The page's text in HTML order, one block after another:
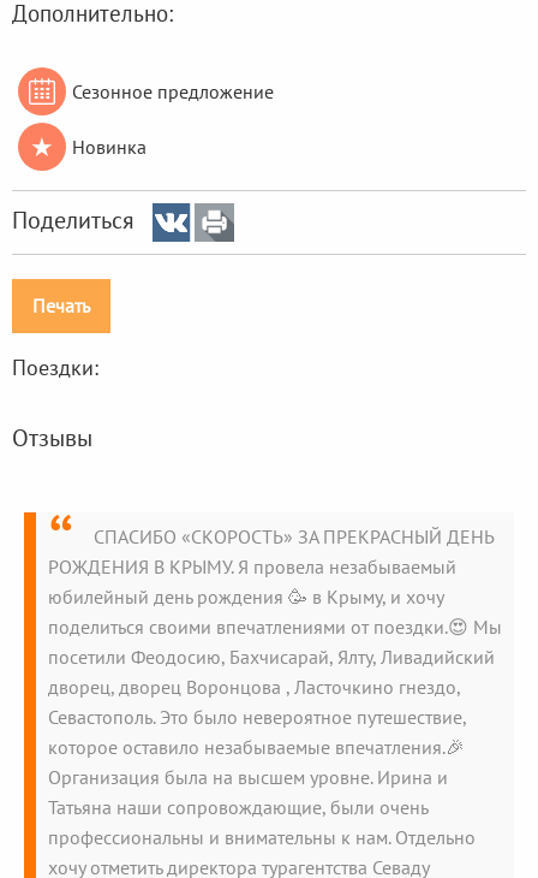
Дополнительно:
 Сезонное предложение
★ Новинка
Поделиться
Печать
Поездки:
Отзывы
СПАСИБО «СКОРОСТЬ» ЗА ПРЕКРАСНЫЙ ДЕНЬ
РОЖДЕНИЯ В КРЫМУ. Я провела незабываемый
юбилейный день рождения 🥳 в Крыму, и хочу
поделиться своими впечатлениями от поездки.😍 Мы
посетили Феодосию, Бахчисарай, Ялту, Ливадийский
дворец, дворец Воронцова , Ласточкино гнездо,
Севастополь. Это было невероятное путешествие,
которое оставило незабываемые впечатления.🎉
Организация была на высшем уровне. Ирина и
Татьяна наши сопровождающие, были очень
профессиональны и внимательны к нам. Отдельно
хочу отметить директора турагентства Севаду